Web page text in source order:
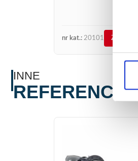
nr kat.: 20101 ZOBACZ
INNE
REFERENCJE